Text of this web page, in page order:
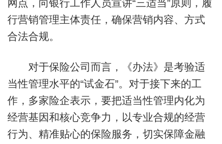
网点，向银行工作人员宣讲“三适当”原则，履
行营销管理主体责任，确保营销内容、方式
合法合规。
对于保险公司而言，《办法》是考验适
当性管理水平的“试金石”。对于接下来的工
作，多家险企表示，要把适当性管理内化为
经营基因和核心竞争力，以专业合规的经营
行为、精准贴心的保险服务，切实保障金融